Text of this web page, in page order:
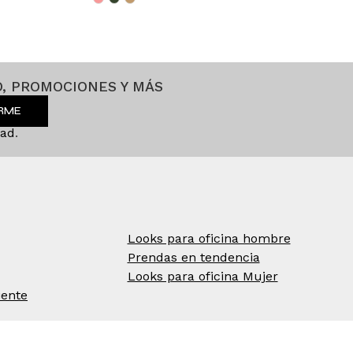
PROMOCIONES Y MÁS
.
Looks para oficina hombre
Prendas en tendencia
Looks para oficina Mujer